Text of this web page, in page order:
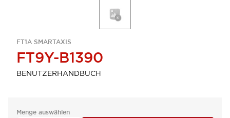
FT1A SMARTAXIS
FT9Y-B1390
BENUTZERHANDBUCH
Menge auswählen